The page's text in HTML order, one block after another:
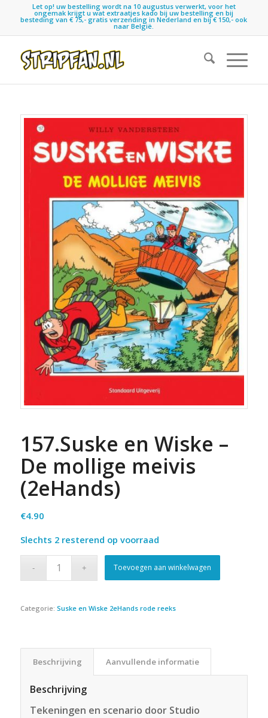
Let op! uw bestelling wordt na 10 augustus verwerkt, voor het
ongemak krijgt u wat extraatjes kado bij uw bestelling en bij
besteding van € 75,- gratis verzending in Nederland en bij € 150,- ook
naar België.
157.Suske en Wiske –
De mollige meivis
(2eHands)
€4.90
Slechts 2 resterend op voorraad
Toevoegen aan winkelwagen
Categorie: Suske en Wiske 2eHands rode reeks
Beschrijving Aanvullende informatie
Beschrijving
Tekeningen en scenario door Studio